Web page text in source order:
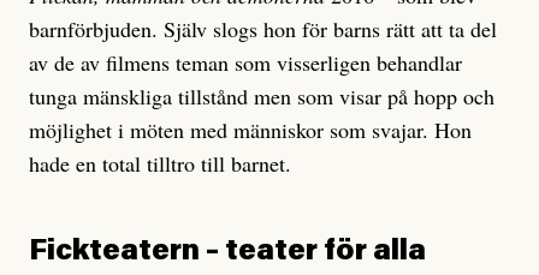
barnförbjuden. Själv slogs hon för barns rätt att ta del
av de av filmens teman som visserligen behandlar
tunga mänskliga tillstånd men som visar på hopp och
möjlighet i möten med människor som svajar. Hon
hade en total tilltro till barnet.
Fickteatern – teater för alla